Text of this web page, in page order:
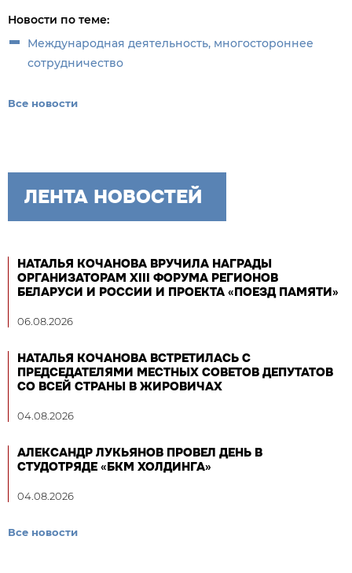
Новости по теме:
Международная деятельность, многостороннее
сотрудничество
Все новости
ЛЕНТА НОВОСТЕЙ
НАТАЛЬЯ КОЧАНОВА ВРУЧИЛА НАГРАДЫ
ОРГАНИЗАТОРАМ XIII ФОРУМА РЕГИОНОВ
БЕЛАРУСИ И РОССИИ И ПРОЕКТА «ПОЕЗД ПАМЯТИ»
06.08.2026
НАТАЛЬЯ КОЧАНОВА ВСТРЕТИЛАСЬ С
ПРЕДСЕДАТЕЛЯМИ МЕСТНЫХ СОВЕТОВ ДЕПУТАТОВ
СО ВСЕЙ СТРАНЫ В ЖИРОВИЧАХ
04.08.2026
АЛЕКСАНДР ЛУКЬЯНОВ ПРОВЕЛ ДЕНЬ В
СТУДОТРЯДЕ «БКМ ХОЛДИНГА»
04.08.2026
Все новости